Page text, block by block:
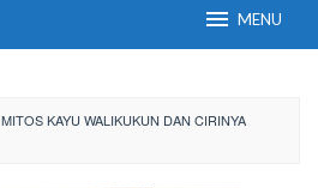
MENU
MITOS KAYU WALIKUKUN DAN CIRINYA